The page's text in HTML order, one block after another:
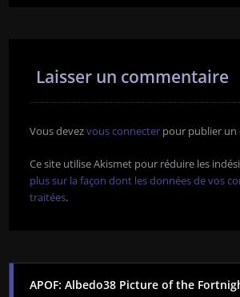
Laisser un commentaire
Vous devezvous connecterpour publier un
Ce site utilise Akismet pour réduire les
plus sur la façon dont les données de vos
traitées.
APOF: Albedo38 Picture of the